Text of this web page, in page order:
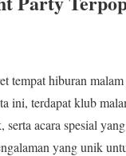
tempat hiburan
ini, terdapat klub
acara spesial
yang unik